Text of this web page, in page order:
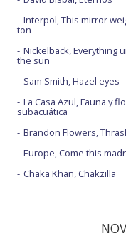
Interpol, This mirror
ton
Nickelback, Everything
the sun
Sam Smith, Hazel eyes
La Casa Azul, Fauna y
subacuática
Brandon Flowers,
Europe, Come this
Chaka Khan, Chakzilla